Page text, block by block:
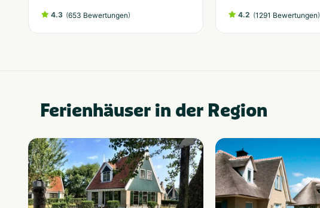
4.3 (653 Bewertungen) 4.2 (1291 Bewertungen)
Ferienhäuser in der Region